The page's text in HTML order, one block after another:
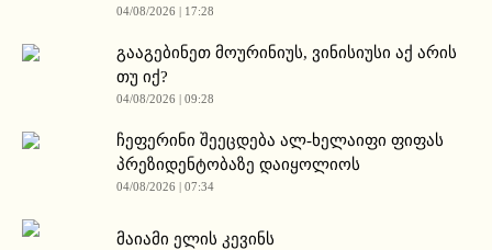
04/08/2026 | 17:28
გააგებინეთ მოურინიუს, ვინისიუსი აქ არის
თუ იქ?
04/08/2026 | 09:28
ჩეფერინი შეეცდება ალ-ხელაიფი ფიფას
პრეზიდენტობაზე დაიყოლიოს
04/08/2026 | 07:34
მაიამი ელის კევინს